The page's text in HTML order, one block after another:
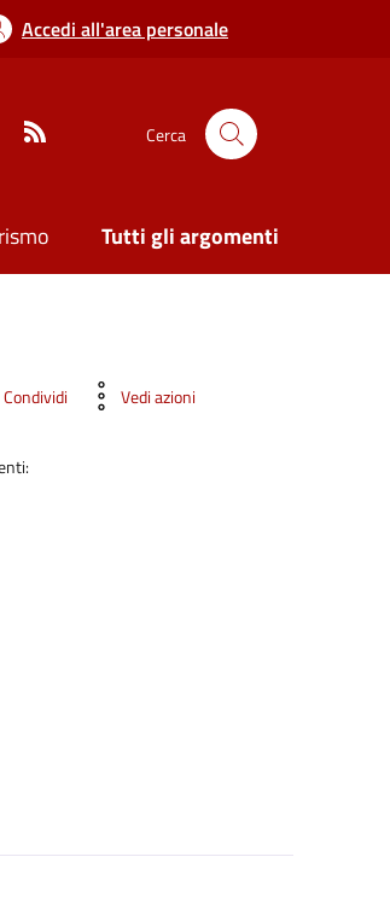
Accedi all'area personale
Cerca
Tutti gli argomenti
Condividi Vedi azioni